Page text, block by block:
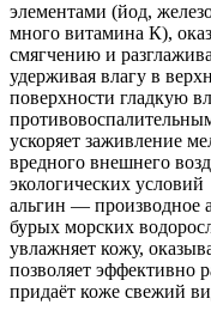
элементами (йод,
много витамина К),
смягчению и
удерживая влагу в
поверхности гладкую
ускоряет заживление
вредного внешнего
экологических условий
альгин — производное
бурых морских
увлажняет кожу,
позволяет эффективно
придаёт коже свежий